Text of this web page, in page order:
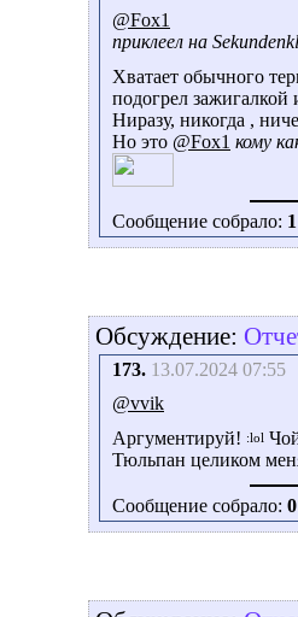
@Fox1
приклеел на
Хватает обычного
подогрел зажигалкой
Ниразу, никогда ,
Но это @Fox1 кому
Сообщение собрало: 1
Обсуждение:
173. 13.07.2024 07:55
@vvik
Аргументируй!
Тюльпан целиком
Сообщение собрало: 0